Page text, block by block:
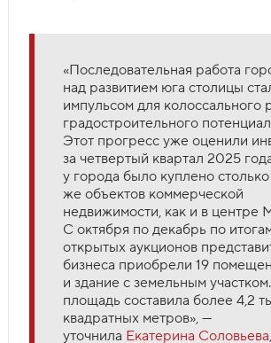
«Последовательная работа
над развитием юга столицы
импульсом для колоссального
градостроительного
Этот прогресс уже оценили
за четвертый квартал 2025
у города было куплено столько
же объектов коммерческой
недвижимости, как и в центре
С октября по декабрь по
открытых аукционов
бизнеса приобрели 19
и здание с земельным
площадь составила более 4,2
квадратных метров», —
уточнила Екатерина Соловьева